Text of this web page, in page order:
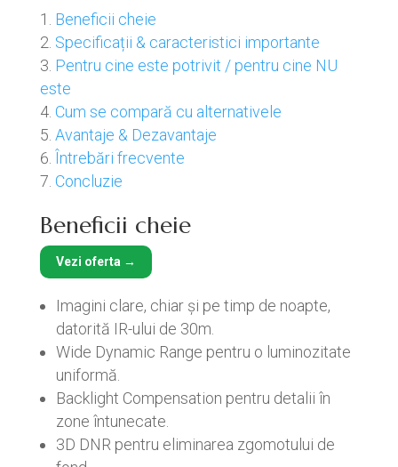
Beneficii cheie
Specificații & caracteristici importante
Pentru cine este potrivit / pentru cine NU
este
Cum se compară cu alternativele
Avantaje & Dezavantaje
Întrebări frecvente
Concluzie
Beneficii cheie
Vezi oferta →
Imagini clare, chiar și pe timp de noapte,
datorită IR-ului de 30m.
Wide Dynamic Range pentru o luminozitate
uniformă.
Backlight Compensation pentru detalii în
zone întunecate.
3D DNR pentru eliminarea zgomotului de